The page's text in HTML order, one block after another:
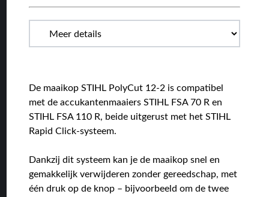
De maaikop STIHL PolyCut 12-2 is compatibel
met de accukantenmaaiers STIHL FSA 70 R en
STIHL FSA 110 R, beide uitgerust met het STIHL
Rapid Click-systeem.
Dankzij dit systeem kan je de maaikop snel en
gemakkelijk verwijderen zonder gereedschap, met
één druk op de knop – bijvoorbeeld om de twee